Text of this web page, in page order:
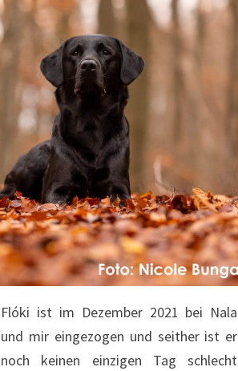
Flóki ist im Dezember 2021 bei Nala
und mir eingezogen und seither ist er
noch keinen einzigen Tag schlecht